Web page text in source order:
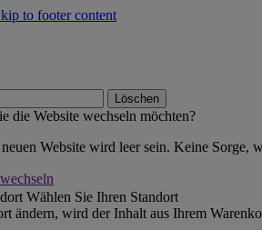
to footer content
Löschen
die Website wechseln möchten?
Website wird leer sein. Keine Sorge,
Wählen Sie Ihren Standort
ändern, wird der Inhalt aus Ihrem